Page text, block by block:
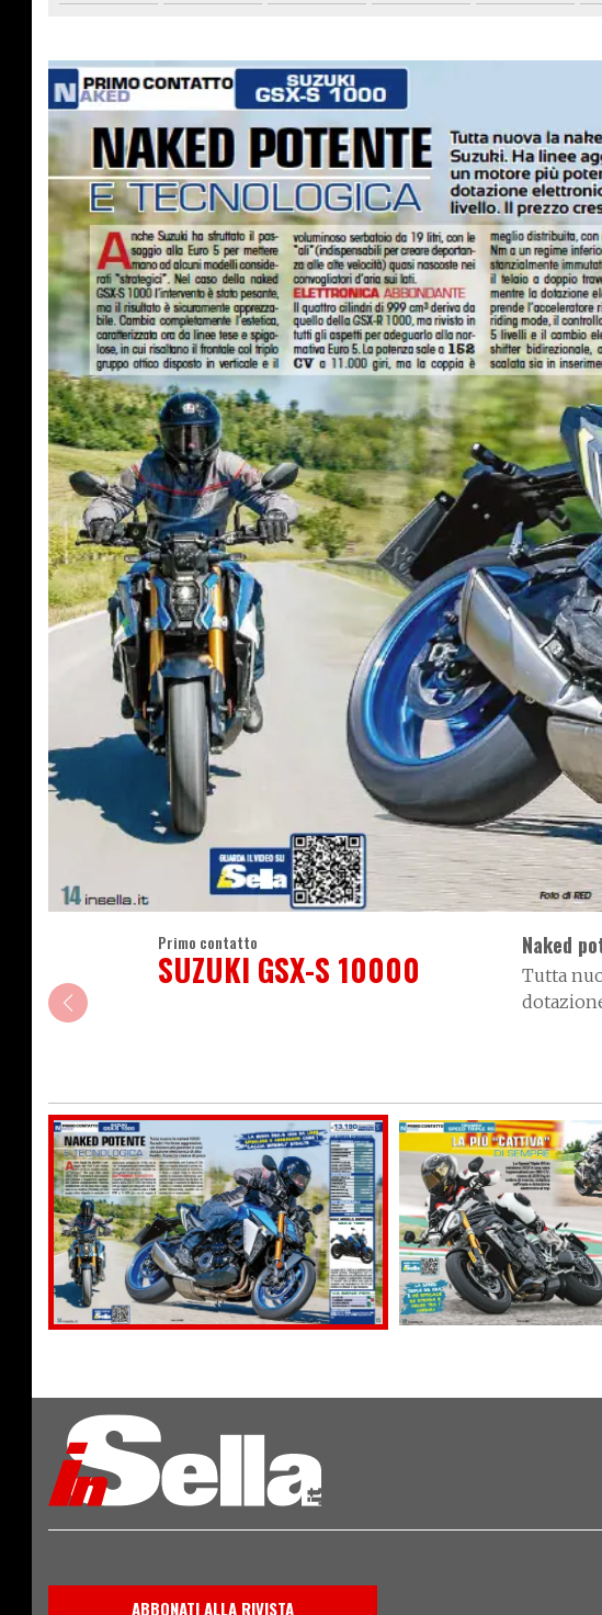
Primo contatto
SUZUKI GSX-S 10000
Naked
Tutta
ABBONATI ALLA RIVISTA